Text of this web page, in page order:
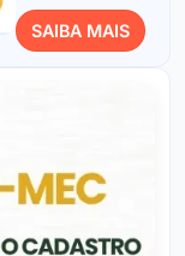
SAIBA MAIS